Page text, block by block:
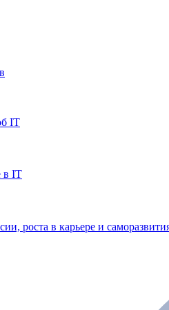
IT
в IT
роста в карьере и